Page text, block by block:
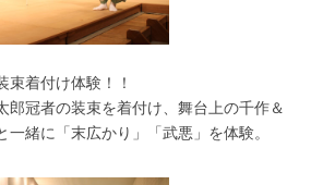
束着付け体験！！
郎冠者の装束を着付け、舞台上の千作＆
緒に「末広かり」「武悪」を体験。